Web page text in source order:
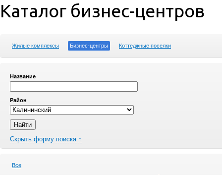
Каталог бизнес-центров
Жилые комплексы Бизнес-центры Коттеджные поселки
Название
Район
Скрыть форму поиска ↑
Все